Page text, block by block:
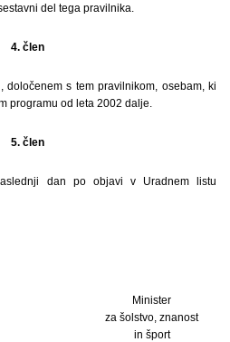
del tega pravilnika.
4. člen
določenem s tem pravilnikom, osebam, ki
programu od leta 2002 dalje.
5. člen
dan po objavi v Uradnem listu
Minister
za šolstvo, znanost
in šport